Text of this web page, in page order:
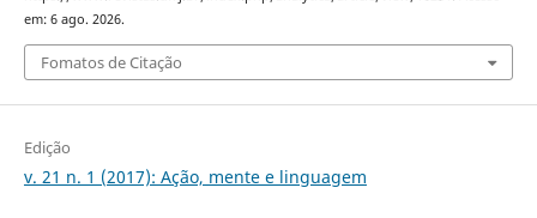
em: 6 ago. 2026.
Fomatos de Citação
Edição
v. 21 n. 1 (2017): Ação, mente e linguagem